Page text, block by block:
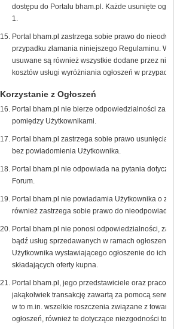
dostępu do Portalu bham.pl. Każde usunięte
1.
Portal bham.pl zastrzega sobie prawo do
przypadku złamania niniejszego Regulaminu.
usuwane są również wszystkie dodane przez
kosztów usługi wyróżniania ogłoszeń w
Korzystanie z Ogłoszeń
Portal bham.pl nie bierze odpowiedzialności za
pomiędzy Użytkownikami.
Portal bham.pl zastrzega sobie prawo
bez powiadomienia Użytkownika.
Portal bham.pl nie odpowiada na pytania
Forum.
Portal bham.pl nie powiadamia Użytkownika o
również zastrzega sobie prawo do
Portal bham.pl nie ponosi odpowiedzialności,
bądź usług sprzedawanych w ramach
Użytkownika wystawiającego ogłoszenie do ich
składających oferty kupna.
Portal bham.pl, jego przedstawiciele oraz
jakąkolwiek transakcję zawartą za pomocą
w to m.in. wszelkie roszczenia związane z
ogłoszeń, również te dotyczące niezgodności